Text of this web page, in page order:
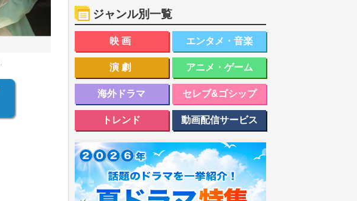
ジャンル別一覧
映画 エンタメ・音楽
演劇 アニメ・ゲーム
海外ドラマ セレブ&ゴシップ
トレンド 動画配信サービス